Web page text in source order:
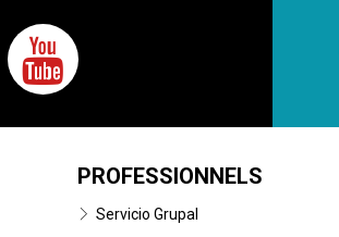
PROFESSIONNELS
Servicio Grupal